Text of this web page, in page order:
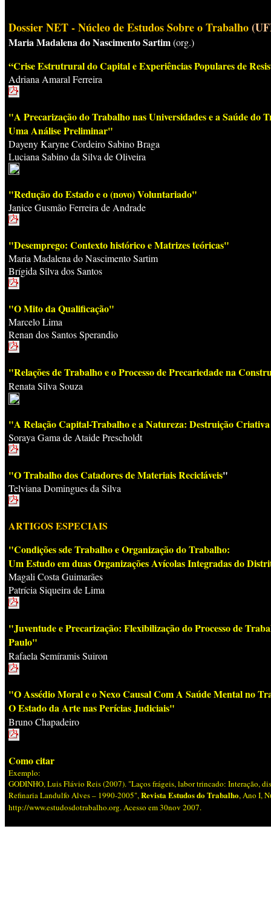
Dossier NET - Núcleo de Estudos Sobre o Trabalho
Maria Madalena do Nascimento Sartim(org.)
“Crise Estrutrural do Capital e Experiências Populares de
Adriana Amaral Ferreira
"A Precarização do Trabalho nas Universidades e a Saúde do
Uma Análise Preliminar"
Dayeny Karyne Cordeiro Sabino Braga
Luciana Sabino da Silva de Oliveira
"Redução do Estado e o (novo) Voluntariado"
Janice Gusmão Ferreira de Andrade
"Desemprego: Contexto histórico e Matrizes teóricas"
Maria Madalena do Nascimento Sartim
Brígida Silva dos Santos
"O Mito da Qualificação"
Marcelo Lima
Renan dos Santos Sperandio
"Relações de Trabalho e o Processo de Precariedade na
Renata Silva Souza
"A Relação Capital-Trabalho e a Natureza: Destruição
Soraya Gama de Ataide Prescholdt
"O Trabalho dos Catadores de Materiais Recicláveis"
Telviana Domingues da Silva
ARTIGOS ESPECIAIS
"Condições sde Trabalho e Organização do Trabalho:
Um Estudo em duas Organizações Avícolas Integradas do
Magali Costa Guimarães
Patrícia Siqueira de Lima
"Juventude e Precarização: Flexibilização do Processo de
Paulo"
Rafaela Semíramis Suiron
"O Assédio Moral e o Nexo Causal Com A Saúde Mental no
O Estado da Arte nas Perícias Judiciais"
Bruno Chapadeiro
Como citar
Exemplo:
GODINHO, Luis Flávio Reis (2007). "Laços frágeis, labor trincado: Interação,
Refinaria Landulfo Alves – 1990-2005",Revista Estudos do Trabalho, Ano I,
http://www.estudosdotrabalho.org. Acesso em 30nov 2007.